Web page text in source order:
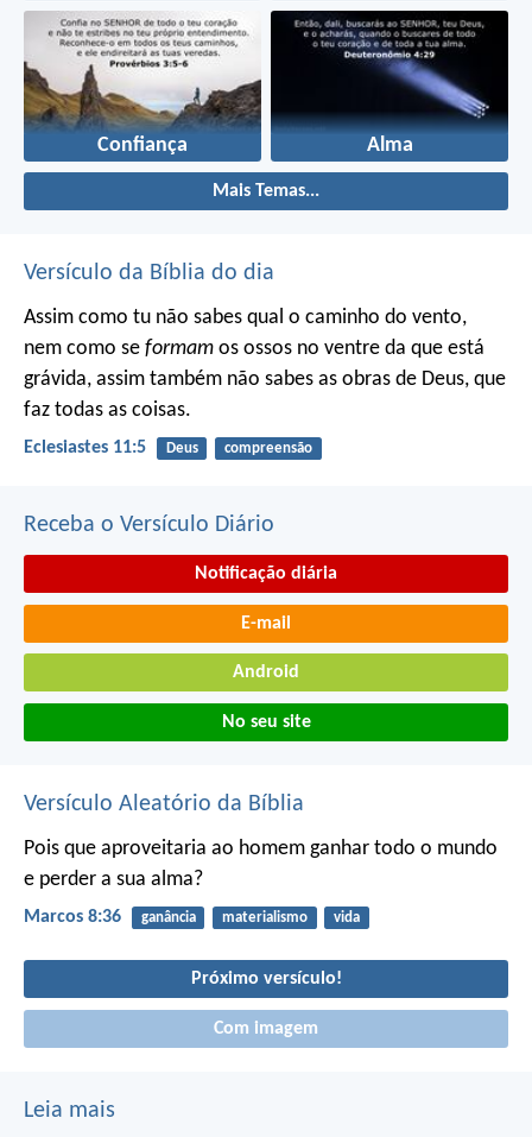
Confiança Alma
Mais Temas...
Versículo da Bíblia do dia
Assim como tu não sabes qual o caminho do vento,
nem como se formam os ossos no ventre da que está
grávida, assim também não sabes as obras de Deus, que
faz todas as coisas.
Eclesiastes 11:5 Deus compreensão
Receba o Versículo Diário
Notificação diária
E-mail
Android
No seu site
Versículo Aleatório da Bíblia
Pois que aproveitaria ao homem ganhar todo o mundo
e perder a sua alma?
Marcos 8:36 ganância materialismo vida
Próximo versículo!
Com imagem
Leia mais